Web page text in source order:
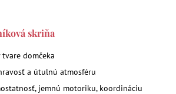
skriňa
domčeka
a útulnú atmosféru
jemnú motoriku, koordináciu